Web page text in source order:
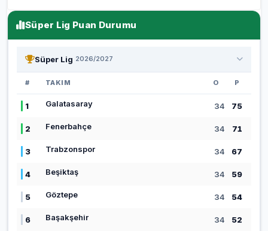
Süper Lig Puan Durumu
Süper Lig 2026/2027
# TAKIM O P
1 Galatasaray 34 75
2 Fenerbahçe 34 71
3 Trabzonspor 34 67
4 Beşiktaş 34 59
5 Göztepe 34 54
6 Başakşehir 34 52